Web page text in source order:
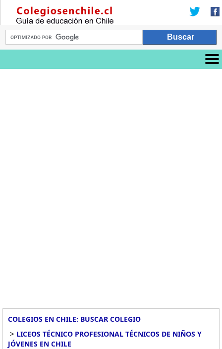
COLEGIOS EN CHILE: BUSCAR COLEGIO
> LICEOS TÉCNICO PROFESIONAL TÉCNICOS DE NIÑOS Y
JÓVENES EN CHILE